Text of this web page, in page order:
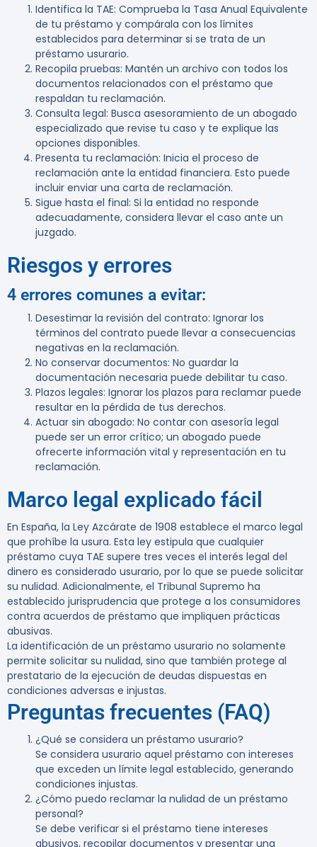
Identifica la TAE: Comprueba la Tasa Anual Equivalente
de tu préstamo y compárala con los límites
establecidos para determinar si se trata de un
préstamo usurario.
Recopila pruebas: Mantén un archivo con todos los
documentos relacionados con el préstamo que
respaldan tu reclamación.
Consulta legal: Busca asesoramiento de un abogado
especializado que revise tu caso y te explique las
opciones disponibles.
Presenta tu reclamación: Inicia el proceso de
reclamación ante la entidad financiera. Esto puede
incluir enviar una carta de reclamación.
Sigue hasta el final: Si la entidad no responde
adecuadamente, considera llevar el caso ante un
juzgado.
Riesgos y errores
4 errores comunes a evitar:
Desestimar la revisión del contrato: Ignorar los
términos del contrato puede llevar a consecuencias
negativas en la reclamación.
No conservar documentos: No guardar la
documentación necesaria puede debilitar tu caso.
Plazos legales: Ignorar los plazos para reclamar puede
resultar en la pérdida de tus derechos.
Actuar sin abogado: No contar con asesoría legal
puede ser un error crítico; un abogado puede
ofrecerte información vital y representación en tu
reclamación.
Marco legal explicado fácil
En España, la Ley Azcárate de 1908 establece el marco legal
que prohíbe la usura. Esta ley estipula que cualquier
préstamo cuya TAE supere tres veces el interés legal del
dinero es considerado usurario, por lo que se puede solicitar
su nulidad. Adicionalmente, el Tribunal Supremo ha
establecido jurisprudencia que protege a los consumidores
contra acuerdos de préstamo que impliquen prácticas
abusivas.
La identificación de un préstamo usurario no solamente
permite solicitar su nulidad, sino que también protege al
prestatario de la ejecución de deudas dispuestas en
condiciones adversas e injustas.
Preguntas frecuentes (FAQ)
¿Qué se considera un préstamo usurario?
Se considera usurario aquel préstamo con intereses
que exceden un límite legal establecido, generando
condiciones injustas.
¿Cómo puedo reclamar la nulidad de un préstamo
personal?
Se debe verificar si el préstamo tiene intereses
abusivos, recopilar documentos y presentar una